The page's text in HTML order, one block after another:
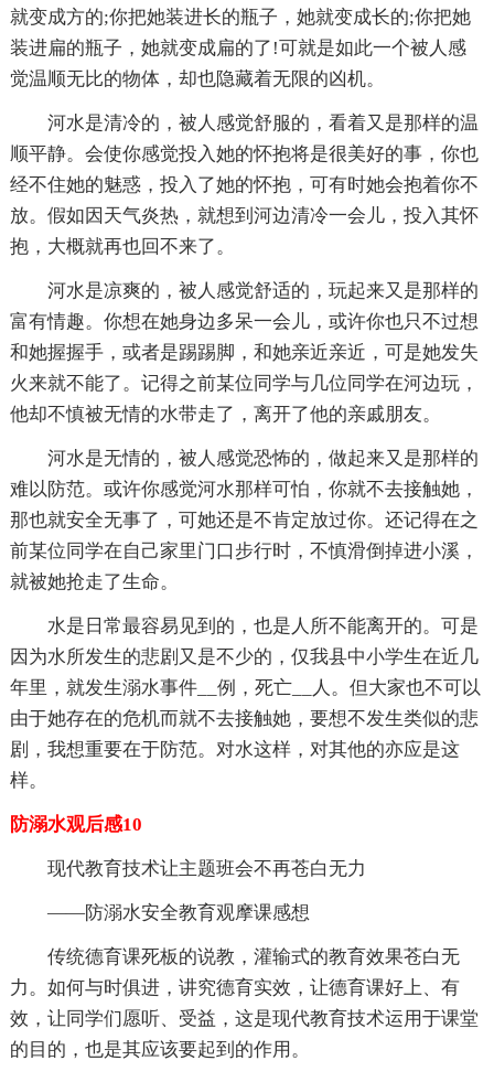
就变成方的;你把她装进长的瓶子，她就变成长的;你把她
装进扁的瓶子，她就变成扁的了!可就是如此一个被人感
觉温顺无比的物体，却也隐藏着无限的凶机。
河水是清冷的，被人感觉舒服的，看着又是那样的温
顺平静。会使你感觉投入她的怀抱将是很美好的事，你也
经不住她的魅惑，投入了她的怀抱，可有时她会抱着你不
放。假如因天气炎热，就想到河边清冷一会儿，投入其怀
抱，大概就再也回不来了。
河水是凉爽的，被人感觉舒适的，玩起来又是那样的
富有情趣。你想在她身边多呆一会儿，或许你也只不过想
和她握握手，或者是踢踢脚，和她亲近亲近，可是她发失
火来就不能了。记得之前某位同学与几位同学在河边玩，
他却不慎被无情的水带走了，离开了他的亲戚朋友。
河水是无情的，被人感觉恐怖的，做起来又是那样的
难以防范。或许你感觉河水那样可怕，你就不去接触她，
那也就安全无事了，可她还是不肯定放过你。还记得在之
前某位同学在自己家里门口步行时，不慎滑倒掉进小溪，
就被她抢走了生命。
水是日常最容易见到的，也是人所不能离开的。可是
因为水所发生的悲剧又是不少的，仅我县中小学生在近几
年里，就发生溺水事件__例，死亡__人。但大家也不可以
由于她存在的危机而就不去接触她，要想不发生类似的悲
剧，我想重要在于防范。对水这样，对其他的亦应是这
样。
防溺水观后感10
现代教育技术让主题班会不再苍白无力
——防溺水安全教育观摩课感想
传统德育课死板的说教，灌输式的教育效果苍白无
力。如何与时俱进，讲究德育实效，让德育课好上、有
效，让同学们愿听、受益，这是现代教育技术运用于课堂
的目的，也是其应该要起到的作用。